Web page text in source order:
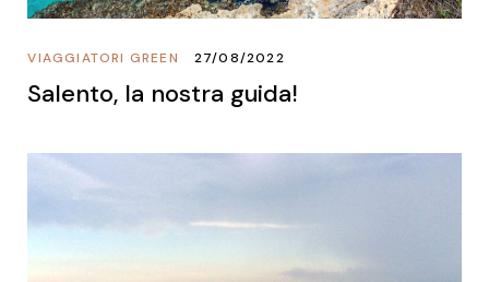
VIAGGIATORI GREEN 27/08/2022
Salento, la nostra guida!